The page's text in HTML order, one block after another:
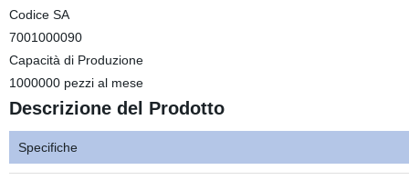
Codice SA
7001000090
Capacità di Produzione
1000000 pezzi al mese
Descrizione del Prodotto
Specifiche